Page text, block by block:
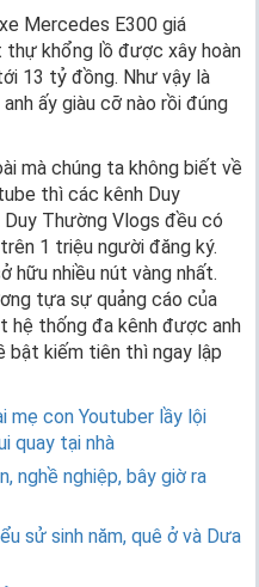
Mercedes E300 giá
khổng lồ được xây hoàn
13 tỷ đồng. Như vậy là
ấy giàu cỡ nào rồi đúng
mà chúng ta không biết về
thì các kênh Duy
Thường Vlogs đều có
1 triệu người đăng ký.
hữu nhiều nút vàng nhất.
tựa sự quảng cáo của
hệ thống đa kênh được anh
bật kiếm tiên thì ngay lập
mẹ con Youtuber lầy lội
quay tại nhà
nghề nghiệp, bây giờ ra
sử sinh năm, quê ở và Dưa